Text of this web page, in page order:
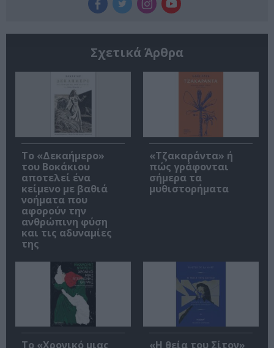
Σχετικά Άρθρα
Το «Δεκαήμερο»
του Βοκάκιου
αποτελεί ένα
κείμενο με βαθιά
νοήματα που
αφορούν την
ανθρώπινη φύση
και τις αδυναμίες
της
«Τζακαράντα» ή
πώς γράφονται
σήμερα τα
μυθιστορήματα
Το «Χρονικό μιας
«Η θεία του Σίτον»